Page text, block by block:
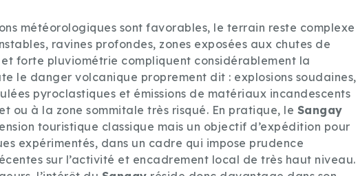
météorologiques sont favorables, le terrain reste complexe
ravines profondes, zones exposées aux chutes de
forte pluviométrie compliquent considérablement la
le danger volcanique proprement dit : explosions soudaines,
pyroclastiques et émissions de matériaux incandescents
ou à la zone sommitale très risqué. En pratique, le Sangay
touristique classique mais un objectif d’expédition pour
expérimentés, dans un cadre qui impose prudence
sur l’activité et encadrement local de très haut niveau.